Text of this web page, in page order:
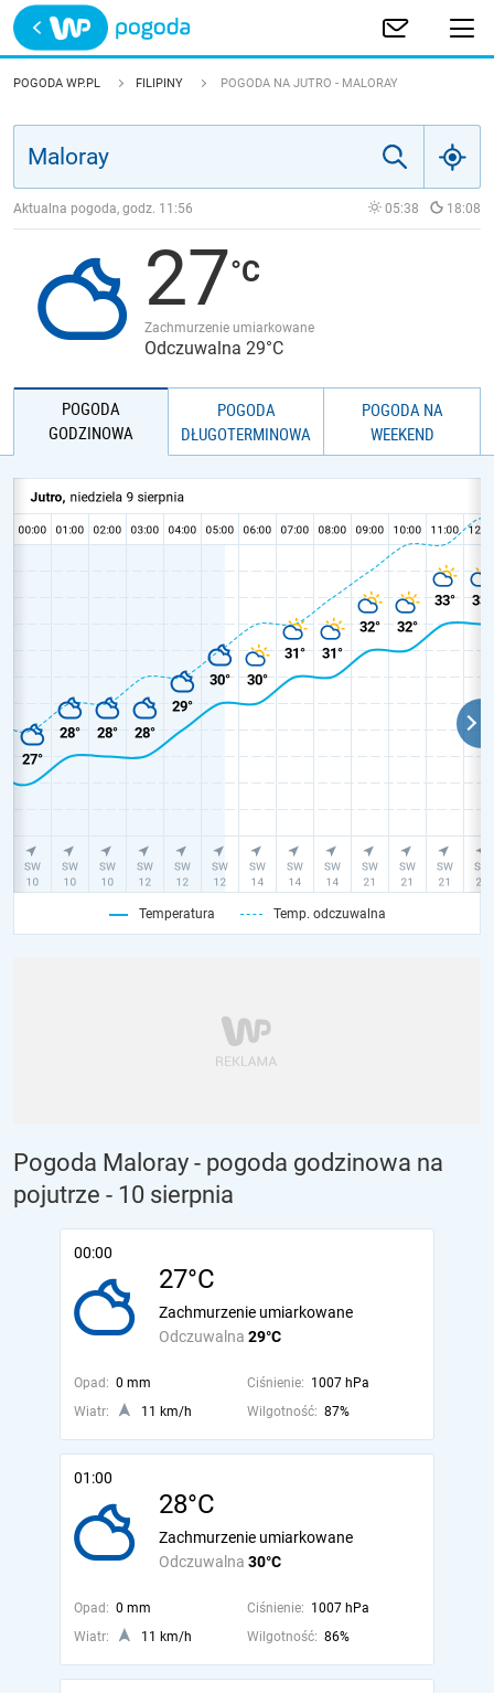
Trwa ładowanie
POLSKA
JAKOŚĆ POWIETRZA
POGODA WP.PL FILIPINY POGODA NA JUTRO - MALORAY
Aktualna pogoda, godz. 11:56 05:38 18:08
27
Zachmurzenie umiarkowane
Odczuwalna 29°C
POGODA
GODZINOWA
POGODA
DŁUGOTERMINOWA
POGODA NA
WEEKEND
Temperatura Temp. odczuwalna
Pogoda Maloray - pogoda godzinowa na
pojutrze - 10 sierpnia
00:00
27°C
Odczuwalna 29°C
Zachmurzenie umiarkowane
Opad: 0 mm Ciśnienie: 1007 hPa
Wiatr:
11 km/h Wilgotność: 87%
01:00
28°C
Odczuwalna 30°C
Zachmurzenie umiarkowane
Opad: 0 mm Ciśnienie: 1007 hPa
Wiatr:
11 km/h Wilgotność: 86%